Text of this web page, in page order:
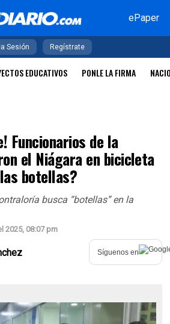
ePaper
Sesión Regístrate
EDUCATIVOS PONLE LA FIRMA
Funcionarios de la
el Niágara en bicicleta
botellas?
busca “botellas” en la
2025, 08:07 pm
Síguenos en